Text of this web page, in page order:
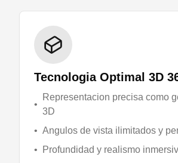
Tecnologia Optimal 3D
•
Representacion precisa como
3D
• Angulos de vista ilimitados y
•
Profundidad y realismo